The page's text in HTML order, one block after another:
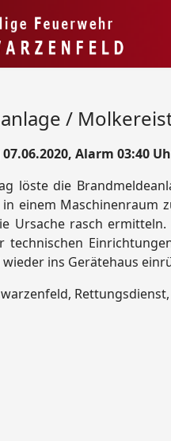
/
Alarm 03:40
löste die
einem Maschinenraum
Ursache rasch
technischen
ins Gerätehaus
Straße / A93